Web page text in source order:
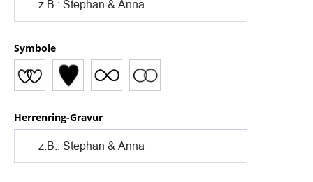
Symbole
Herrenring-Gravur